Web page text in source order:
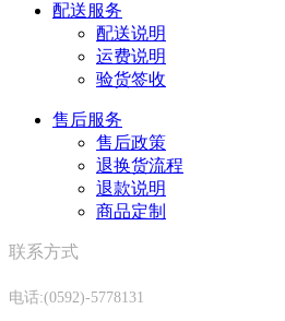
配送服务
配送说明
运费说明
验货签收
售后服务
售后政策
退换货流程
退款说明
商品定制
联系方式
电话:(0592)-5778131